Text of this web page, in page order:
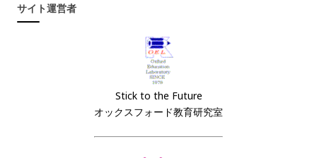
サイト運営者
Stick to the Future
オックスフォード教育研究室